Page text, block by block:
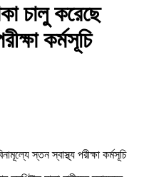
চালু করেছে
কর্মসূচি
স্তন স্বাস্থ্য পরীক্ষা কর্মসূচি